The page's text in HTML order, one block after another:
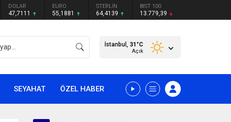
DOLAR
47,7111
EURO
55,1881
STERLİN
64,4139
BIST 100
13.779,39
İstanbul, 31 °C
Açık
SEYAHAT ÖZEL HABER